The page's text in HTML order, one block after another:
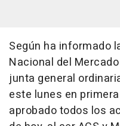
Según ha informado
Nacional del
junta general
este lunes en
aprobado todos los